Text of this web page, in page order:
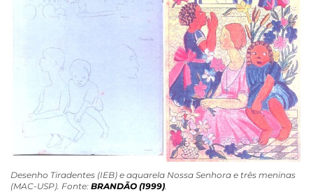
Desenho Tiradentes (IEB) e aquarela Nossa Senhora e três meninas
(MAC-USP). Fonte: BRANDÃO (1999)